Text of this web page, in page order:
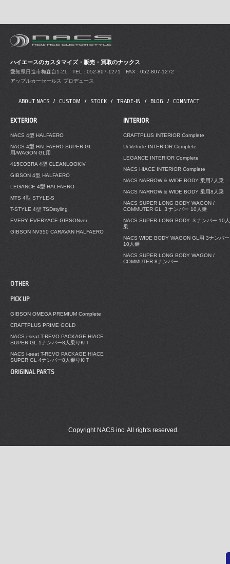
ハイエースのカスタマイズ・販売・買取のナックス
愛知県日進市梅森台1-21 TEL : 052-807-1271 FAX : 052-807-1272
アップルカーセールス プロデュース
ABOUT NACS CUSTOM STOCK TRADE-IN BLOG CONNTACT
EXTERIOR
NACS 4型 HALFAERO
NACS 4型 HALFAERO SUPER GL
用/WAGON GL用
415COBRA 4型 CLEANLOOKⅣ
GIBSON 4型 HALFAERO
LEGANCE 4型 HALFAERO
MTS 4型 STYLE-S
T-STYLE 4型 TSDstyling
EVERY EVERYACE GIBSONver
GIBSON NV350 CARAVAN HALFAERO
INTERIOR
CRAFTPLUS INTERIOR Complete
Ui-Vehicle INTERIOR Complete
LEGANCE INTERIOR Complete
NACS HIACE INTERIOR Complete
NACS NARROW & WIDE BODY 乗用7人乗
NACS NARROW & WIDE BODY 乗用8人乗
NACS SUPER LONG BODY WAGON /
COMMUTER GL ３ナンバー 10人乗
NACS SUPER LONG BODY ３ナンバー 10人
乗
NACS WIDE BODY WAGON GL用 3ナンバー
10人乗
NACS SUPER LONG BODY WAGON /
COMMUTER 8ナンバー
OTHER
PICK UP
GIBSON OMEGA PREMIUM Complete
CRAFTPLUS PRIME GOLD
NACS i-seat T-REVO PACKAGE HIACE
SUPER GL 1ナンバー8人乗りKIT
NACS i-seat T-REVO PACKAGE HIACE
SUPER GL 4ナンバー8人乗りKIT
ORIGINAL PARTS
Copyright NACS inc. All rights reserved.